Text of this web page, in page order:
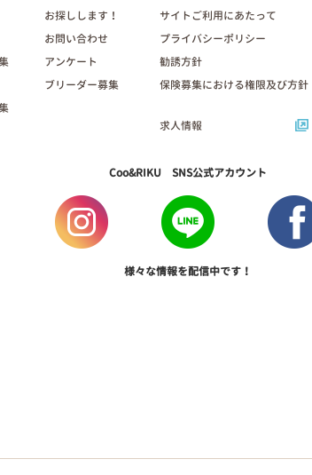
お探しします！
お問い合わせ
アンケート
ブリーダー募集
サイトご利用にあたって
プライバシーポリシー
勧誘方針
保険募集における権限及び方針
求人情報
Coo&RIKU SNS公式アカウント
様々な情報を配信中です！